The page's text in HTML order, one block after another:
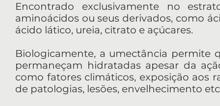
Encontrado exclusivamente no
aminoácidos ou seus derivados, como
ácido lático, ureia, citrato e açúcares.
Biologicamente, a umectância permite
permaneçam hidratadas apesar da
como fatores climáticos, exposição aos
de patologias, lesões, envelhecimento